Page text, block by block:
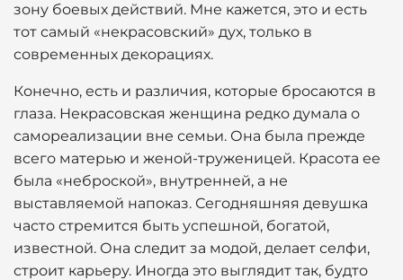
зону боевых действий. Мне кажется, это и есть
тот самый «некрасовский» дух, только в
современных декорациях.
Конечно, есть и различия, которые бросаются в
глаза. Некрасовская женщина редко думала о
самореализации вне семьи. Она была прежде
всего матерью и женой-труженицей. Красота ее
была «неброской», внутренней, а не
выставляемой напоказ. Сегодняшняя девушка
часто стремится быть успешной, богатой,
известной. Она следит за модой, делает селфи,
строит карьеру. Иногда это выглядит так, будто